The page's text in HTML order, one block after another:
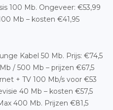
100 Mb. Ongeveer: €53,99
Mb – kosten €41,95
Kabel 50 Mb. Prijs: €74,5
/ 500 Mb – prijzen €67,5
+ TV 100 Mb/s voor €53
40 Mb – kosten €57,5
400 Mb. Prijzen €81,5